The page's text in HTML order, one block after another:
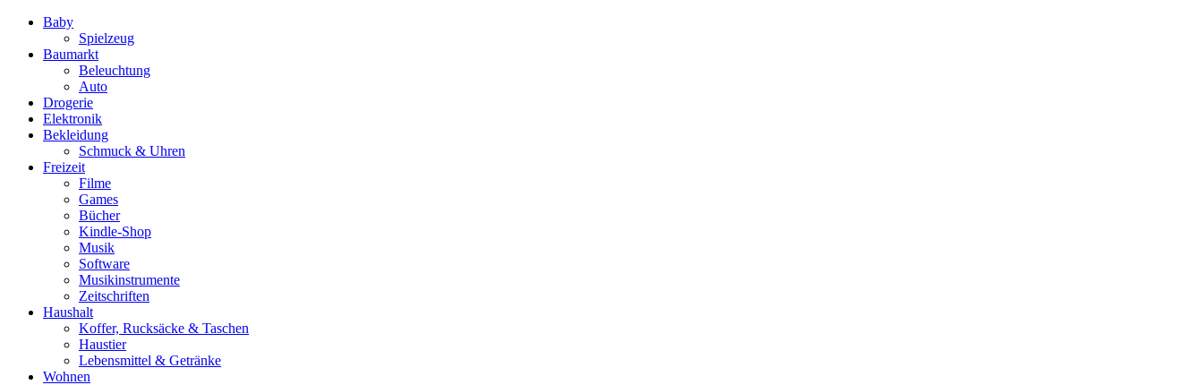
Baby
Spielzeug
Baumarkt
Beleuchtung
Auto
Drogerie
Elektronik
Bekleidung
Schmuck & Uhren
Freizeit
Filme
Games
Bücher
Kindle-Shop
Musik
Software
Musikinstrumente
Zeitschriften
Haushalt
Koffer, Rucksäcke & Taschen
Haustier
Lebensmittel & Getränke
Wohnen